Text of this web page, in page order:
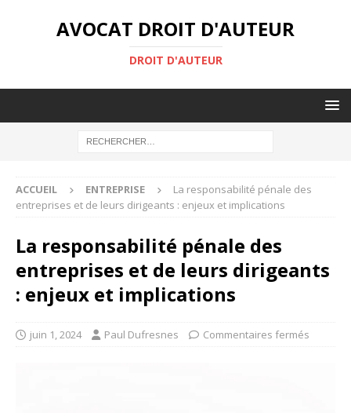
AVOCAT DROIT D'AUTEUR
DROIT D'AUTEUR
ACCUEIL ENTREPRISE
La responsabilité pénale des
entreprises et de leurs dirigeants : enjeux et implications
La responsabilité pénale des
entreprises et de leurs dirigeants
: enjeux et implications
juin 1, 2024 Paul Dufresnes Commentaires fermés